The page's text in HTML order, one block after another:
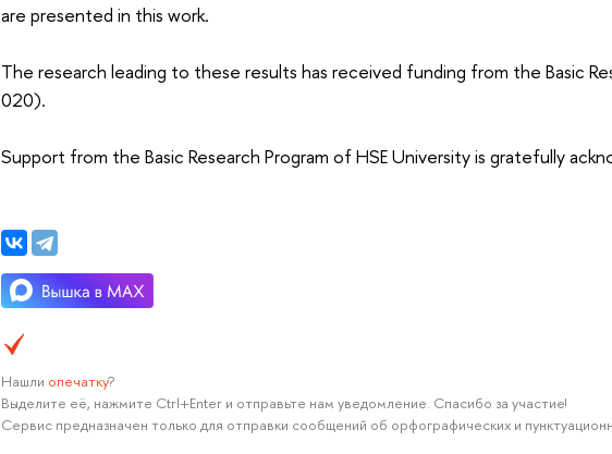
are presented in this work.
The research leading to these results has received funding from the Basic
020).
Support from the Basic Research Program of HSE University is gratefully
Нашли опечатку?
Выделите её, нажмите Ctrl+Enter и отправьте нам уведомление. Спасибо за участие!
Сервис предназначен только для отправки сообщений об орфографических и